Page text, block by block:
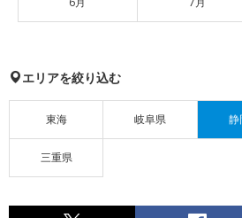
エリアを絞り込む
東海 岐阜県 静
三重県